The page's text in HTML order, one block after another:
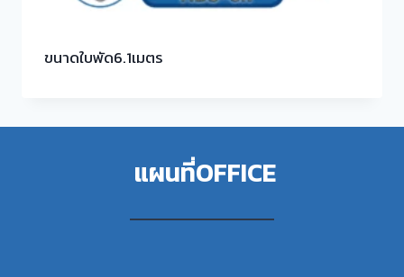
ขนาดใบพัด6.1เมตร
แผนที่OFFICE